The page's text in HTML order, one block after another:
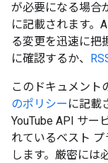
が必要になる場合
に記載されます。
る変更を迅速に把
に確認するか、
このドキュメント
のポリシー に記載
YouTube API サー
れているベスト
します。厳密には